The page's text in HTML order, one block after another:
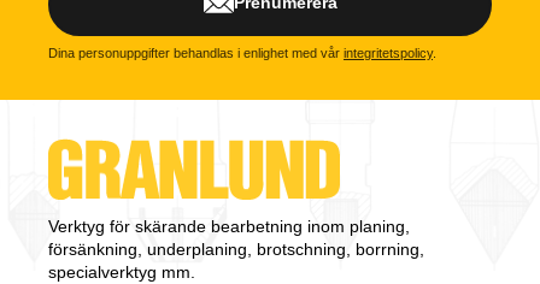
Dina personuppgifter behandlas i enlighet med vår integritetspolicy.
Verktyg för skärande bearbetning inom planing,
försänkning, underplaning, brotschning, borrning,
specialverktyg mm.